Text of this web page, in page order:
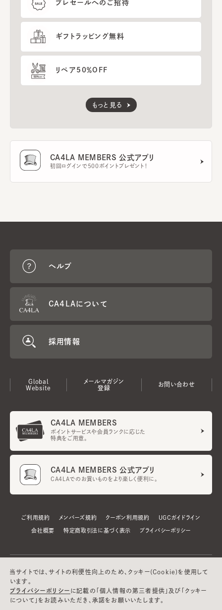
プレセールへのご招待
ギフトラッピング無料
リペア50％OFF
もっと見る
CA4LA MEMBERS 公式アプリ
初回ログインで500ポイントプレゼント！
ヘルプ
CA4LAについて
採用情報
Global
Website
メールマガジン
登録
お問い合わせ
CA4LA MEMBERS
ポイントサービスや会員ランクに応じた
特典をご用意。
CA4LA MEMBERS 公式アプリ
CA4LAでのお買いものをより楽しく便利に。
ご利用規約 メンバーズ規約 クーポン利用規約 UGCガイドライン
会社概要 特定商取引法に基づく表示 プライバシーポリシー
当サイトでは、サイトの利便性向上のため、クッキー(Cookie)を使用して
います。
プライバシーポリシー に記載の「個人情報の第三者提供」及び「クッキー
について」をお読みいただき、承諾をお願いいたします。